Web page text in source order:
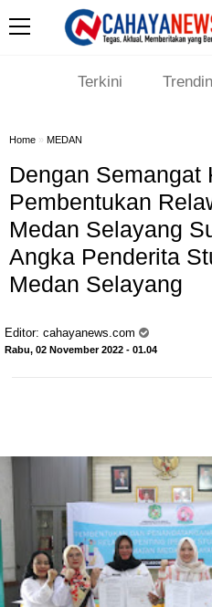
Terkini
Home » MEDAN
Dengan Semangat
Pembentukan
Medan Selayang
Angka Penderita
Medan Selayang
Editor: cahayanews.com
Rabu, 02 November 2022 - 01.04